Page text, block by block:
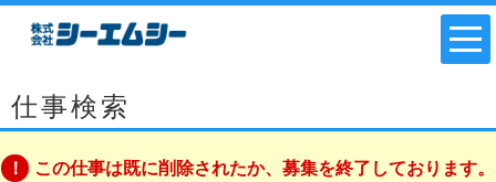
仕事検索
この仕事は既に削除されたか、募集を終了しております。